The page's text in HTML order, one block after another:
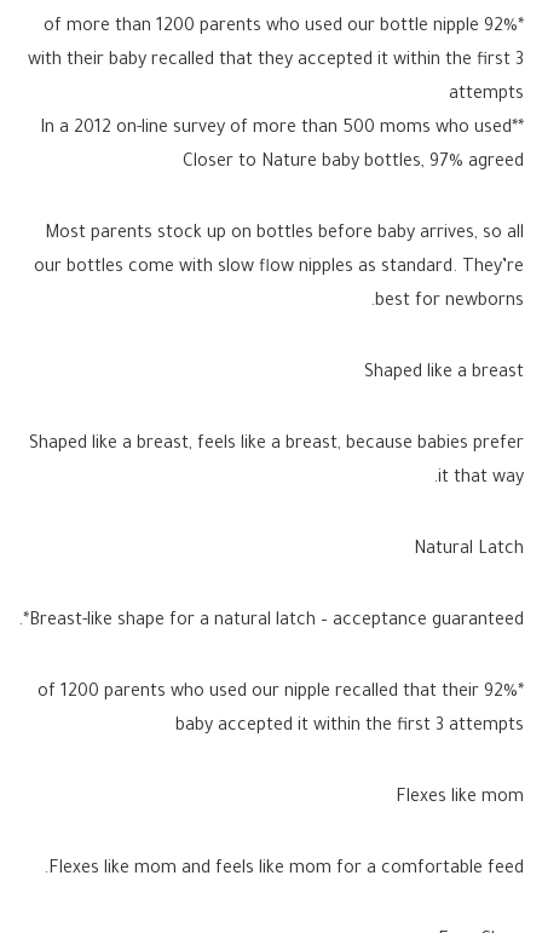
*92% of more than 1200 parents who used our bottle nipple
with their baby recalled that they accepted it within the first 3
attempts
**In a 2012 on-line survey of more than 500 moms who used
Closer to Nature baby bottles, 97% agreed
Most parents stock up on bottles before baby arrives, so all
our bottles come with slow flow nipples as standard. They’re
best for newborns.
Shaped like a breast
Shaped like a breast, feels like a breast, because babies prefer
it that way.
Natural Latch
Breast-like shape for a natural latch – acceptance guaranteed*.
*92% of 1200 parents who used our nipple recalled that their
baby accepted it within the first 3 attempts
Flexes like mom
Flexes like mom and feels like mom for a comfortable feed.